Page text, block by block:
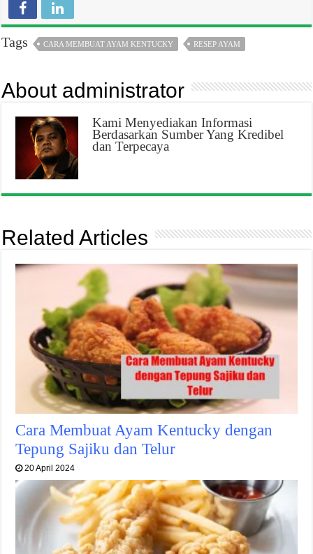
Tags CARA MEMBUAT AYAM KENTUCKY RESEP AYAM
About administrator
Kami Menyediakan Informasi
Berdasarkan Sumber Yang Kredibel
dan Terpecaya
Related Articles
Cara Membuat Ayam Kentucky dengan
Tepung Sajiku dan Telur
20 April 2024